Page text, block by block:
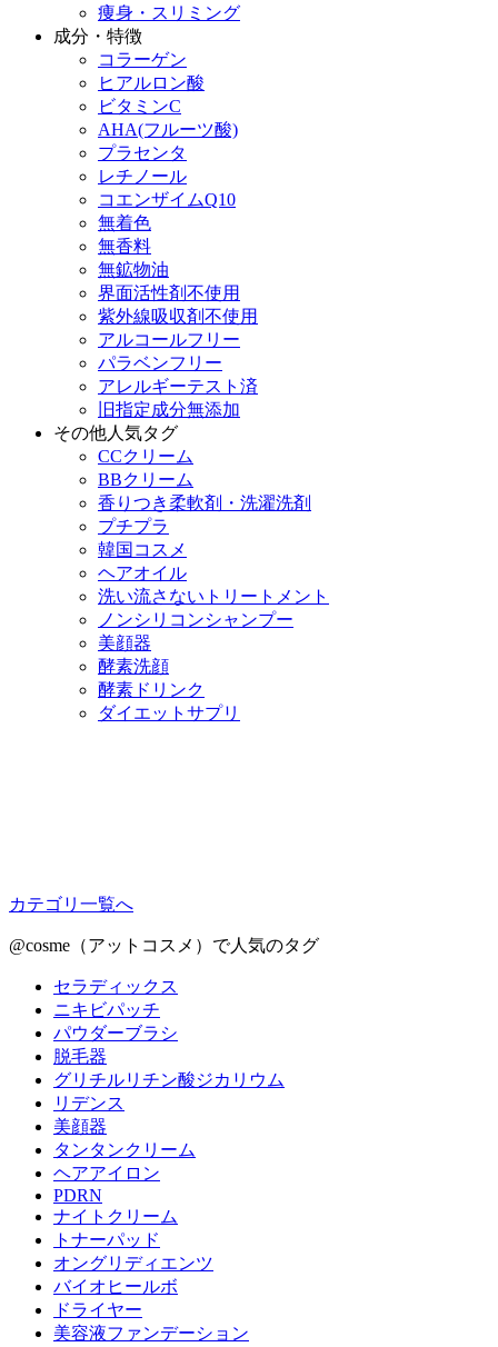
痩身・スリミング
成分・特徴
コラーゲン
ヒアルロン酸
ビタミンC
AHA(フルーツ酸)
プラセンタ
レチノール
コエンザイムQ10
無着色
無香料
無鉱物油
界面活性剤不使用
紫外線吸収剤不使用
アルコールフリー
パラベンフリー
アレルギーテスト済
旧指定成分無添加
その他人気タグ
CCクリーム
BBクリーム
香りつき柔軟剤・洗濯洗剤
プチプラ
韓国コスメ
ヘアオイル
洗い流さないトリートメント
ノンシリコンシャンプー
美顔器
酵素洗顔
酵素ドリンク
ダイエットサプリ
カテゴリ一覧へ
@cosme（アットコスメ）で人気のタグ
セラディックス
ニキビパッチ
パウダーブラシ
脱毛器
グリチルリチン酸ジカリウム
リデンス
美顔器
タンタンクリーム
ヘアアイロン
PDRN
ナイトクリーム
トナーパッド
オングリディエンツ
バイオヒールボ
ドライヤー
美容液ファンデーション